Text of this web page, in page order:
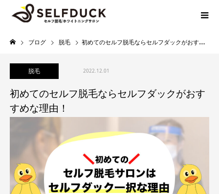
ブログ 脱毛 初めてのセルフ脱毛ならセルフダックがおすすめな理由！
脱毛 2022.12.01
初めてのセルフ脱毛ならセルフダックがおす
すめな理由！